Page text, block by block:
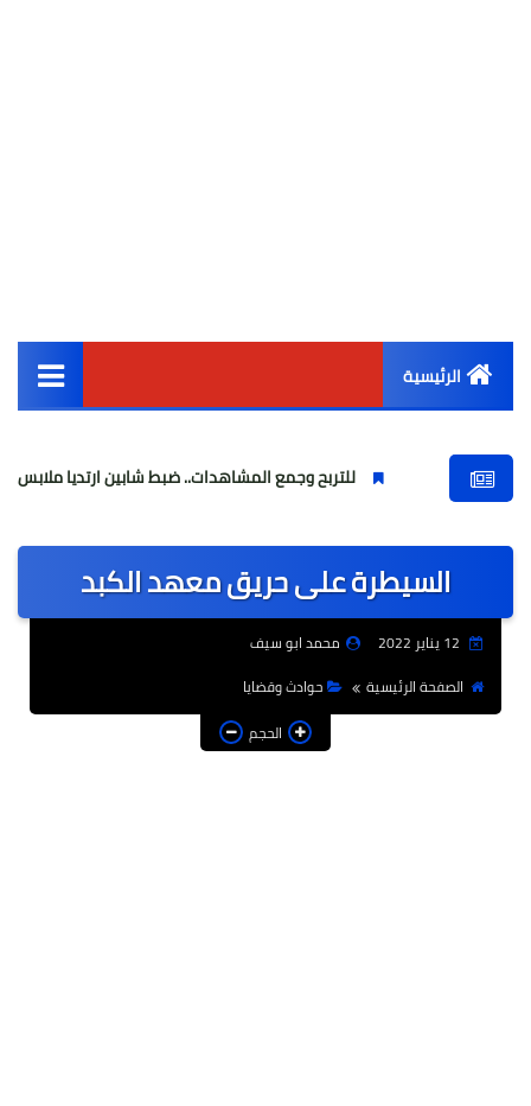
الرئيسية
أخبار مصر
عالمى
حوادث وقضايا
فن
للتربح وجمع المشاهدات.. ضبط شابين ارتديا ملابس نسائية وبثا
السيطرة على حريق معهد الكبد
محمد ابو سيف
الصفحة الرئيسية
حوادث وقضايا
الحجم